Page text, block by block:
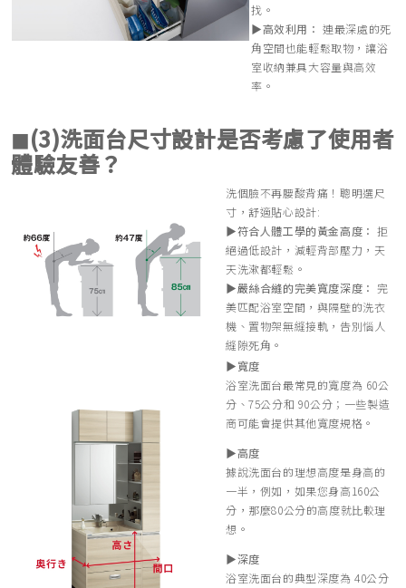
找。
▶︎高效利用： 連最深處的死
角空間也能輕鬆取物，讓浴
室收納兼具大容量與高效
率。
◼︎(3)洗面台尺寸設計是否考慮了使用者
體驗友善？
洗個臉不再腰酸背痛！聰明選尺
寸，舒適貼心設計:
▶︎符合人體工學的黃金高度： 拒
絕過低設計，減輕背部壓力，天
天洗漱都輕鬆。
▶︎嚴絲合縫的完美寬度深度： 完
美匹配浴室空間，與隔壁的洗衣
機、置物架無縫接軌，告別惱人
縫隙死角。
▶︎寬度
浴室洗面台最常見的寬度為 60公
分、75公分和 90公分；一些製造
商可能會提供其他寬度規格。
▶︎高度
據說洗面台的理想高度是身高的
一半，例如，如果您身高160公
分，那麼80公分的高度就比較理
想。
▶︎深度
浴室洗面台的典型深度為 40公分